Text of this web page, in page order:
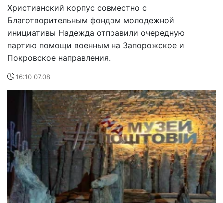
Христианский корпус совместно с
Благотворительным фондом молодежной
инициативы Надежда отправили очередную
партию помощи военным на Запорожское и
Покровское направления.
16:10 07.08